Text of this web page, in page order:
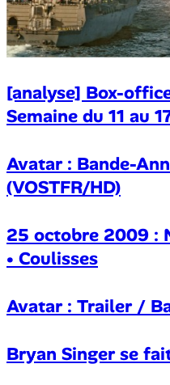
[analyse] Box-
Semaine du 11 au
Avatar : Bande-
(VOSTFR/HD)
25 octobre 2009 :
• Coulisses
Avatar : Trailer /
Bryan Singer se